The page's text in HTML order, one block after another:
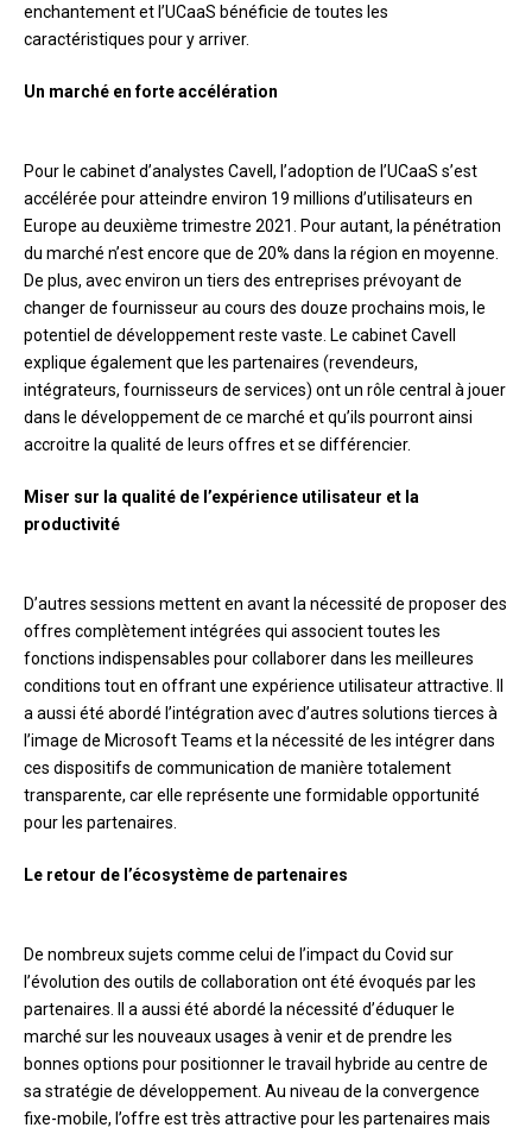
enchantement et l’UCaaS bénéficie de toutes les
caractéristiques pour y arriver.
Un marché en forte accélération
Pour le cabinet d’analystes Cavell, l’adoption de l’UCaaS s’est
accélérée pour atteindre environ 19 millions d’utilisateurs en
Europe au deuxième trimestre 2021. Pour autant, la pénétration
du marché n’est encore que de 20% dans la région en moyenne.
De plus, avec environ un tiers des entreprises prévoyant de
changer de fournisseur au cours des douze prochains mois, le
potentiel de développement reste vaste. Le cabinet Cavell
explique également que les partenaires (revendeurs,
intégrateurs, fournisseurs de services) ont un rôle central à jouer
dans le développement de ce marché et qu’ils pourront ainsi
accroitre la qualité de leurs offres et se différencier.
Miser sur la qualité de l’expérience utilisateur et la
productivité
D’autres sessions mettent en avant la nécessité de proposer des
offres complètement intégrées qui associent toutes les
fonctions indispensables pour collaborer dans les meilleures
conditions tout en offrant une expérience utilisateur attractive. Il
a aussi été abordé l’intégration avec d’autres solutions tierces à
l’image de Microsoft Teams et la nécessité de les intégrer dans
ces dispositifs de communication de manière totalement
transparente, car elle représente une formidable opportunité
pour les partenaires.
Le retour de l’écosystème de partenaires
De nombreux sujets comme celui de l’impact du Covid sur
l’évolution des outils de collaboration ont été évoqués par les
partenaires. Il a aussi été abordé la nécessité d’éduquer le
marché sur les nouveaux usages à venir et de prendre les
bonnes options pour positionner le travail hybride au centre de
sa stratégie de développement. Au niveau de la convergence
fixe-mobile, l’offre est très attractive pour les partenaires mais